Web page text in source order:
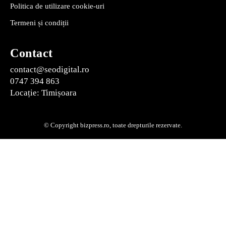
Politica de utilizare cookie-uri
Termeni și condiții
Contact
contact@seodigital.ro
0747 394 863
Locație: Timișoara
© Copyright bizpress.ro, toate drepturile rezervate.